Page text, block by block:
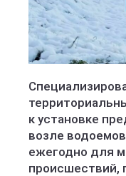
к установке
возле
ежегодно для
происшествий,